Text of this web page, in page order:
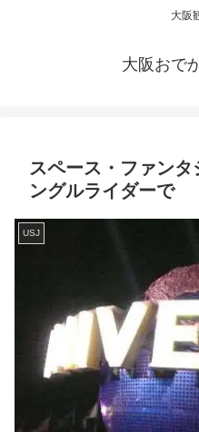
大阪
大阪おで
スペース・ファン
ングルライダーで
USJ